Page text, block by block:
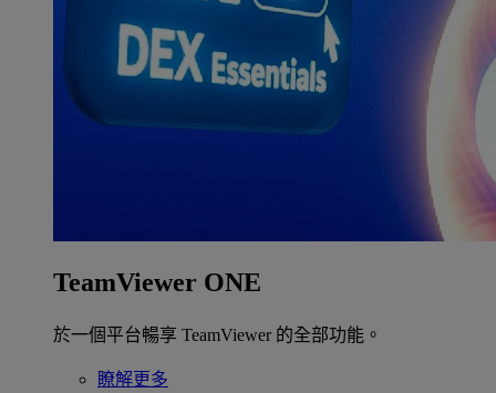
TeamViewer ONE
於一個平台暢享 TeamViewer 的全部功能。
瞭解更多